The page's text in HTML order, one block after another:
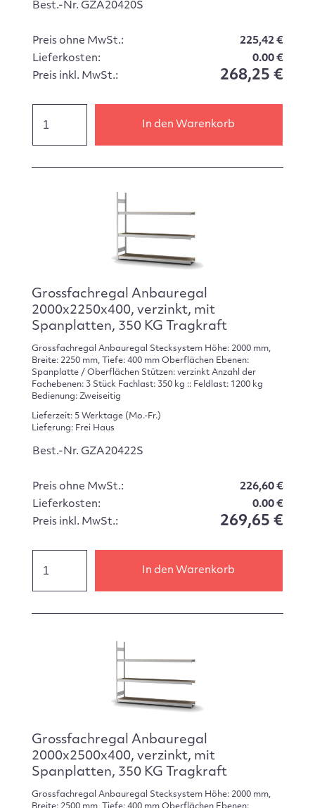
Best.-Nr. GZA20420S
Preis ohne MwSt.:
225,42 €
Lieferkosten:
0.00 €
Preis inkl. MwSt.:
268,25 €
In den Warenkorb
Grossfachregal Anbauregal
2000x2250x400, verzinkt, mit
Spanplatten, 350 KG Tragkraft
Grossfachregal Anbauregal Stecksystem Höhe: 2000 mm,
Breite: 2250 mm, Tiefe: 400 mm Oberflächen Ebenen:
Spanplatte / Oberflächen Stützen: verzinkt Anzahl der
Fachebenen: 3 Stück Fachlast: 350 kg :: Feldlast: 1200 kg
Bedienung: Zweiseitig
Lieferzeit: 5 Werktage (Mo.-Fr.)
Lieferung: Frei Haus
Best.-Nr. GZA20422S
Preis ohne MwSt.:
226,60 €
Lieferkosten:
0.00 €
Preis inkl. MwSt.:
269,65 €
In den Warenkorb
Grossfachregal Anbauregal
2000x2500x400, verzinkt, mit
Spanplatten, 350 KG Tragkraft
Grossfachregal Anbauregal Stecksystem Höhe: 2000 mm,